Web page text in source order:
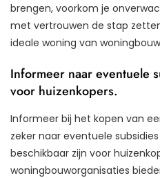
brengen, voorkom je
met vertrouwen de stap
ideale woning van
Informeer naar eventuele
voor huizenkopers.
Informeer bij het kopen van
zeker naar eventuele
beschikbaar zijn voor
woningbouworganisaties